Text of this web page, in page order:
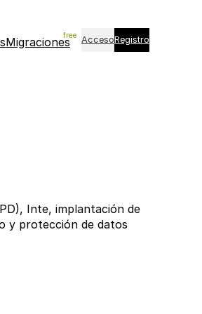
Migraciones AccesoRegistro
Inte, implantación de
y protección de datos